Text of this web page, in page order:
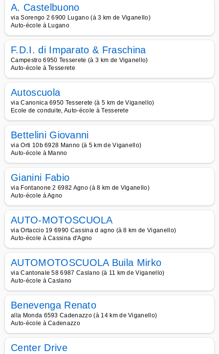
A. Castelbuono
via Sorengo 2 6900 Lugano (à 3 km de Viganello)
Auto-école à Lugano
F.D.I. di Imparato & Fraschina
Campestro 6950 Tesserete (à 3 km de Viganello)
Auto-école à Tesserete
Autoscuola
via Canonica 6950 Tesserete (à 5 km de Viganello)
Ecole de conduite, Auto-école à Tesserete
Bettelini Giovanni
via Orti 10b 6928 Manno (à 5 km de Viganello)
Auto-école à Manno
Gianini Fabio
via Fontanone 2 6982 Agno (à 8 km de Viganello)
Auto-école à Agno
AUTO-MOTOSCUOLA
via Ortaccio 19 6990 Cassina d agno (à 8 km de Viganello)
Auto-école à Cassina d'Agno
AUTOMOTOSCUOLA Buila Mirko
via Cantonale 58 6987 Caslano (à 11 km de Viganello)
Auto-école à Caslano
Benevenga Renato
alla Monda 6593 Cadenazzo (à 14 km de Viganello)
Auto-école à Cadenazzo
Center Drive